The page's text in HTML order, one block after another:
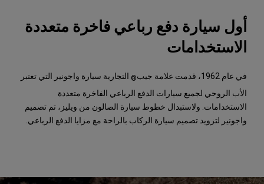
أول سيارة دفع رباعي فاخرة متعددة
الاستخدامات
في عام 1962، قدمت علامة جيب ® التجارية سيارة واجونير التي تعتبر
الأب الروحي لجميع سيارات الدفع الرباعي الفاخرة متعددة
الاستخدامات. ولاستبدال خطوط سيارة الصالون من ويليز، تم تصميم
واجونير لتزويد تصميم سيارة الركاب بالراحة مع مزايا الدفع الرباعي.